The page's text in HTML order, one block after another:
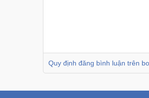
Quy định đăng bình luận trên